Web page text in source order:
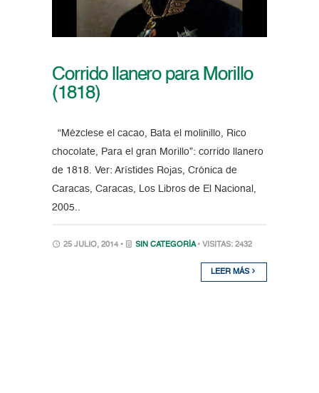
Corrido llanero para Morillo
(1818)
“Mézclese el cacao, Bata el molinillo, Rico
chocolate, Para el gran Morillo”: corrido llanero
de 1818. Ver: Arístides Rojas, Crónica de
Caracas, Caracas, Los Libros de El Nacional,
2005..
25 JULIO, 2014 • SIN CATEGORÍA • VISITAS: 2432
LEER MÁS